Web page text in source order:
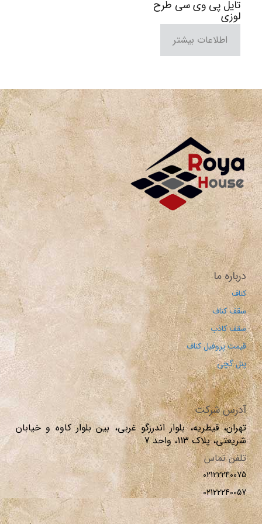
تایل پی وی سی طرح
لوزی
اطلاعات بیشتر
درباره ما
کناف
سقف کناف
سقف کاذب
قیمت پروفیل کناف
پنل گچی
آدرس شرکت
تهران، قیطریه، بلوار اندرزگو غربی، بین بلوار کاوه و خیابان
شریعتی، پلاک 113، واحد 7
تلفن تماس
02122240075
02122240057